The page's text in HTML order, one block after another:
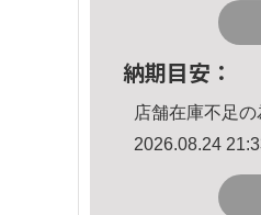
納期目安：
店舗在庫不足の
2026.08.24